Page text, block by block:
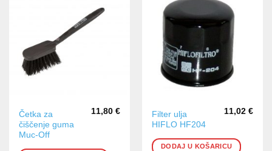
Četka za
čiščenje guma
Muc-Off
11,80 €
Filter ulja
HIFLO HF204
11,02 €
DODAJ U KOŠARICU